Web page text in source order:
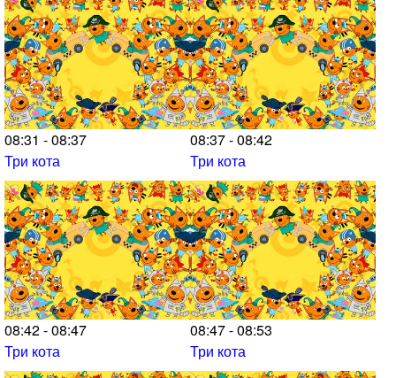
08:31 - 08:37
Три кота
08:37 - 08:42
Три кота
08:42 - 08:47
Три кота
08:47 - 08:53
Три кота